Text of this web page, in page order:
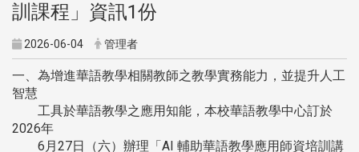
訓課程」資訊1份
2026-06-04 管理者
一、為增進華語教學相關教師之教學實務能力，並提升人工
智慧
工具於華語教學之應用知能，本校華語教學中心訂於
2026年
6月27日（六）辦理「AI 輔助華語教學應用師資培訓講